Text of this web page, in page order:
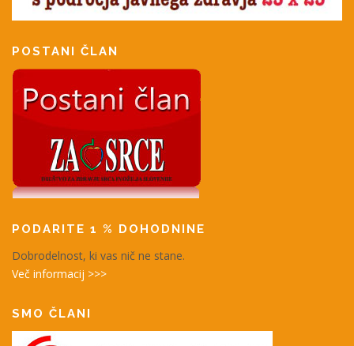
POSTANI ČLAN
PODARITE 1 % DOHODNINE
Dobrodelnost, ki vas nič ne stane.
Več informacij >>>
SMO ČLANI